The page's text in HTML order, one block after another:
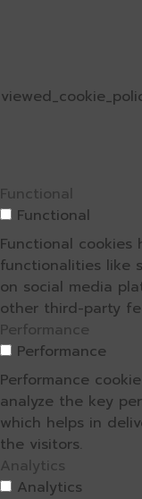
Functional
Functional
Functional
functionalities like
on social media
other third-party
Performance
Performance
Performance
analyze the key
which helps in
the visitors.
Analytics
Analytics